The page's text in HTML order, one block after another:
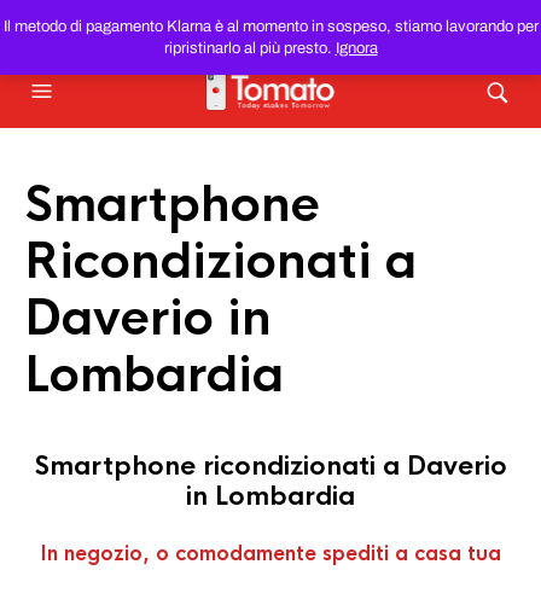
Il metodo di pagamento Klarna è al momento in sospeso, stiamo lavorando per
ripristinarlo al più presto. Ignora
SMARTPHONE E TABLET RICONDIZIONATIAL MIGLIOR
PREZZO DEL WEB!
Smartphone
Ricondizionati a
Daverio in
Lombardia
Smartphone ricondizionati a Daverio
in Lombardia
In negozio, o comodamente spediti a casa tua